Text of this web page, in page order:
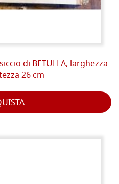
di BETULLA, larghezza
26 cm